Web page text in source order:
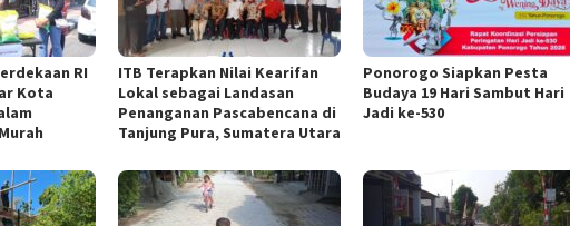
RI
Kota
ITB Terapkan Nilai Kearifan
Lokal sebagai Landasan
Penanganan Pascabencana di
Tanjung Pura, Sumatera Utara
Ponorogo Siapkan Pesta
Budaya 19 Hari Sambut Hari
Jadi ke-530